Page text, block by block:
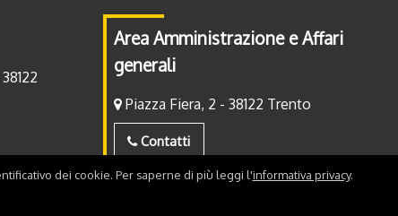
Area Amministrazione e Affari
generali
Piazza Fiera, 2 - 38122 Trento
Contatti
dei cookie. Per saperne di più leggi l'informativa privacy.